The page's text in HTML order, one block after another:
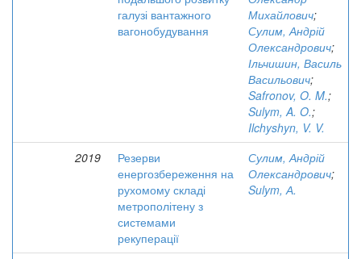
галузі вантажного
вагонобудування
Михайлович;
Сулим, Андрій
Олександрович;
Ільчишин, Василь
Васильович;
Safronov, O. M.;
Sulym, A. O.;
Ilchyshyn, V. V.
2019
Резерви
енергозбереження на
рухомому складі
метрополітену з
системами
рекуперації
Сулим, Андрій
Олександрович;
Sulym, А.